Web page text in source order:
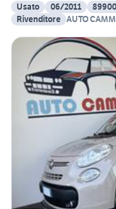
Usato
06/2011
Rivenditore AUTO